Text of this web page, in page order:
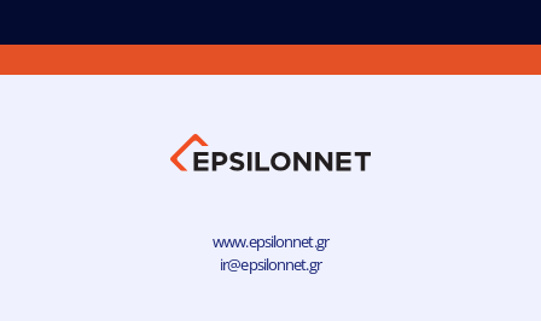
www.epsilonnet.gr
ir@epsilonnet.gr